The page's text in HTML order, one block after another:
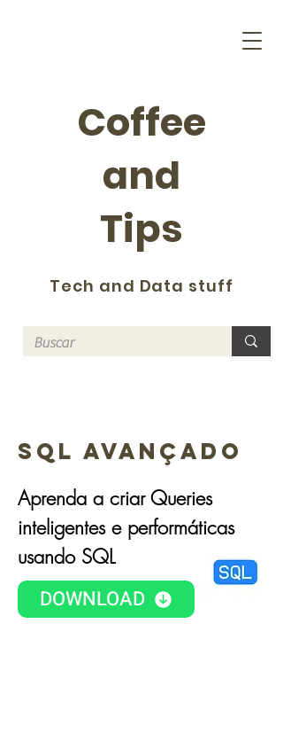
Coffee
and
Tips
Tech and Data stuff
SQL AVANÇADO
Aprenda a criar Queries
inteligentes e performáticas
usando SQL
DOWNLOAD